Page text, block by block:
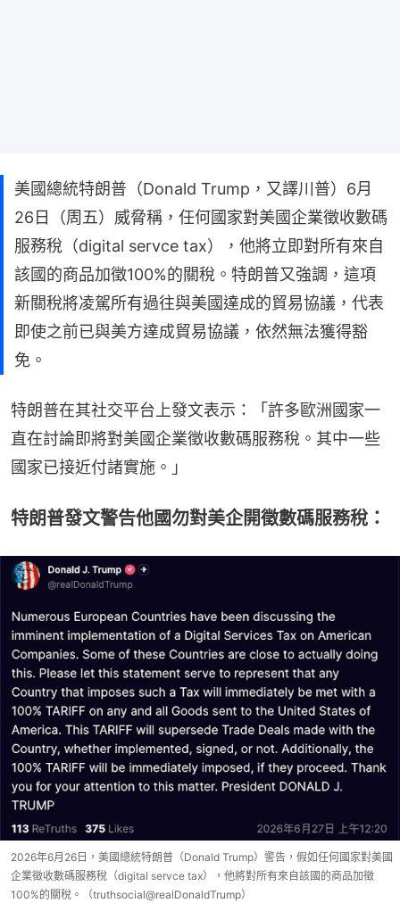
美國總統特朗普（Donald Trump，又譯川普）6月
26日（周五）威脅稱，任何國家對美國企業徵收數碼
服務稅（digital servce tax），他將立即對所有來自
該國的商品加徵100%的關稅。特朗普又強調，這項
新關稅將凌駕所有過往與美國達成的貿易協議，代表
即使之前已與美方達成貿易協議，依然無法獲得豁
免。
特朗普在其社交平台上發文表示：「許多歐洲國家一
直在討論即將對美國企業徵收數碼服務稅。其中一些
國家已接近付諸實施。」
特朗普發文警告他國勿對美企開徵數碼服務稅：
2026年6月26日，美國總統特朗普（Donald Trump）警告，假如任何國家對美國
企業徵收數碼服務稅（digital servce tax），他將對所有來自該國的商品加徵
100%的關稅。（truthsocial@realDonaldTrump）